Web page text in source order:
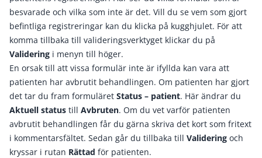
besvarade och vilka som inte är det. Vill du se vem som gjort
befintliga registreringar kan du klicka på kugghjulet. För att
komma tillbaka till valideringsverktyget klickar du på
Validering i menyn till höger.
En orsak till att vissa formulär inte är ifyllda kan vara att
patienten har avbrutit behandlingen. Om patienten har gjort
det tar du fram formuläret Status – patient. Här ändrar du
Aktuell status till Avbruten. Om du vet varför patienten
avbrutit behandlingen får du gärna skriva det kort som fritext
i kommentarsfältet. Sedan går du tillbaka till Validering och
kryssar i rutan Rättad för patienten.